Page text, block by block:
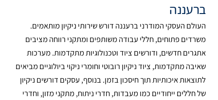
ברעננה
העולם העסקי המודרני ברעננה דורש שירותי ניקיון מותאמים.
משרדים פתוחים, חללי עבודה משותפים ומתקני רווחה מציבים
אתגרים חדשים, ודורשים ציוד וטכנולוגיות מתקדמות. מערכות
שאיבה מתקדמות, ציוד ניקיון רובוטי וחומרי ניקוי ביולוגיים מביאים
לתוצאות איכותיות תוך חיסכון בזמן. בנוסף, עסקים דורשים ניקיון
של חללים ייחודיים כמו מעבדות, חדרי ניתוח, מתקני מזון, וחדרי